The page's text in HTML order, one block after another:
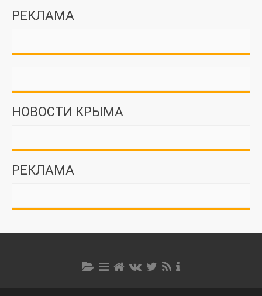
РЕКЛАМА
НОВОСТИ КРЫМА
РЕКЛАМА